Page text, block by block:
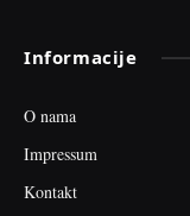
Informacije
O nama
Impressum
Kontakt